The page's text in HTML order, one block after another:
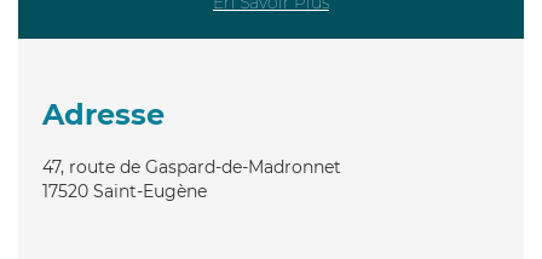
Adresse
47, route de Gaspard-de-Madronnet
17520 Saint-Eugène